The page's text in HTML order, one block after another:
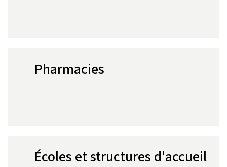
Pharmacies
Écoles et structures d'accueil